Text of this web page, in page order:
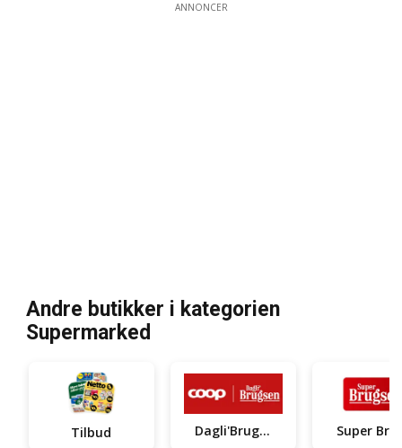
ANNONCER
Andre butikker i kategorien
Supermarked
Tilbud Dagli'Brugsen